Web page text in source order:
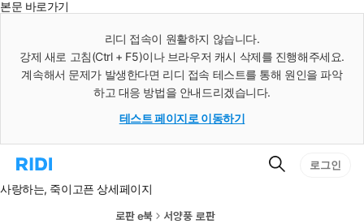
본문 바로가기
리디 접속이 원활하지 않습니다.
강제 새로 고침(Ctrl + F5)이나 브라우저 캐시 삭제를 진행해주세요.
계속해서 문제가 발생한다면 리디 접속 테스트를 통해 원인을 파악
하고 대응 방법을 안내드리겠습니다.
테스트 페이지로 이동하기
리
홈
검
로그인
사랑하는, 죽이고픈 상세페이지
로판 e북 서양풍 로판